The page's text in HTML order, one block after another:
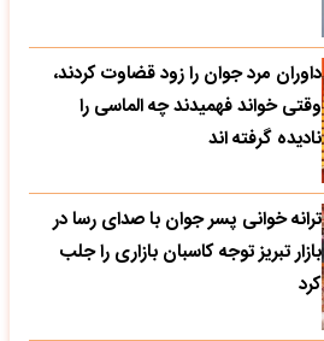
داوران مرد جوان را زود قضاوت کردند،
وقتی خواند فهمیدند چه الماسی را
نادیده گرفته اند
ترانه خوانی پسر جوان با صدای رسا در
بازار تبریز توجه کاسبان بازاری را جلب
کرد